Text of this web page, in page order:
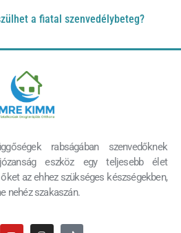
a fiatal szenvedélybeteg?
rabságában szenvedőknek
eszköz egy teljesebb élet
az ehhez szükséges készségekben,
nehéz szakaszán.